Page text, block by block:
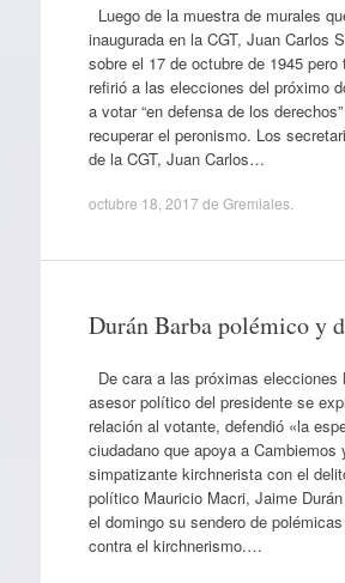
Luego de la muestra de murales
inaugurada en la CGT, Juan Carlos
sobre el 17 de octubre de 1945 pero
refirió a las elecciones del próximo
a votar “en defensa de los
recuperar el peronismo. Los
de la CGT, Juan Carlos…
octubre 18, 2017 de Gremiales.
Durán Barba polémico y
De cara a las próximas elecciones
asesor político del presidente se
relación al votante, defendió «la
ciudadano que apoya a Cambiemos
simpatizante kirchnerista con el
político Mauricio Macri, Jaime
el domingo su sendero de
contra el kirchnerismo.…